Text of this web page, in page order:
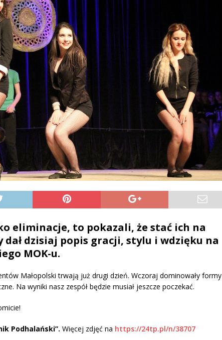
eliminacje, to pokazali, że stać ich na
dał dzisiaj popis gracji, stylu i wdzięku na
MOK-u.
Małopolski trwają już drugi dzień. Wczoraj dominowały formy
Na wyniki nasz zespół będzie musiał jeszcze poczekać.
Podhalański”. Więcej zdjęć na https://24tp.pl/n/38707